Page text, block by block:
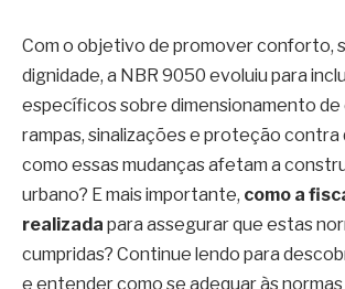
Com o objetivo de promover conforto,
dignidade, a NBR 9050 evoluiu para
específicos sobre dimensionamento de
rampas, sinalizações e proteção contra
como essas mudanças afetam a
urbano? E mais importante, como a
realizada para assegurar que estas
cumpridas? Continue lendo para
e entender como se adequar às normas